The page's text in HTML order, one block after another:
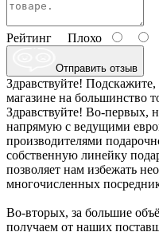
Рейтинг Плохо
Отправить отзыв
Здравствуйте!
магазине на большинство
Здравствуйте! Во-первых,
напрямую с ведущими
производителями
собственную линейку
позволяет нам избежать
многочисленных
Во-вторых, за большие
получаем от наших